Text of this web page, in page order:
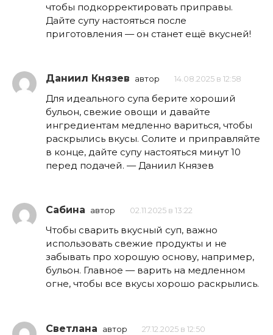
чтобы подкорректировать приправы.
Дайте супу настояться после
приготовления — он станет ещё вкусней!
Даниил Князев автор 14.08.2025 в 12:58
Для идеального супа берите хороший
бульон, свежие овощи и давайте
ингредиентам медленно вариться, чтобы
раскрылись вкусы. Солите и приправляйте
в конце, дайте супу настояться минут 10
перед подачей. — Даниил Князев
Сабина автор 02.11.2025 в 13:22
Чтобы сварить вкусный суп, важно
использовать свежие продукты и не
забывать про хорошую основу, например,
бульон. Главное — варить на медленном
огне, чтобы все вкусы хорошо раскрылись.
Светлана автор 27.12.2025 в 12:50